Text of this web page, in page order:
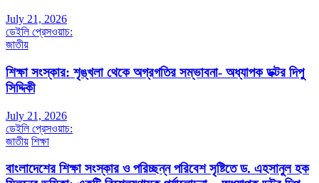
July 21, 2026
ডেইলি প্রেসওয়াচ:
জাতীয়
শিক্ষা সংস্কার: শৃঙ্খলা থেকে অগ্রগতির সম্ভাবনা- অধ্যাপক ডক্টর দিপু
সিদ্দিকী
July 21, 2026
ডেইলি প্রেসওয়াচ:
জাতীয় শিক্ষা
বাংলাদেশের শিক্ষা সংস্কার ও পরিচ্ছন্ন পরিবেশ সৃষ্টিতে ড. এহসানুল হক